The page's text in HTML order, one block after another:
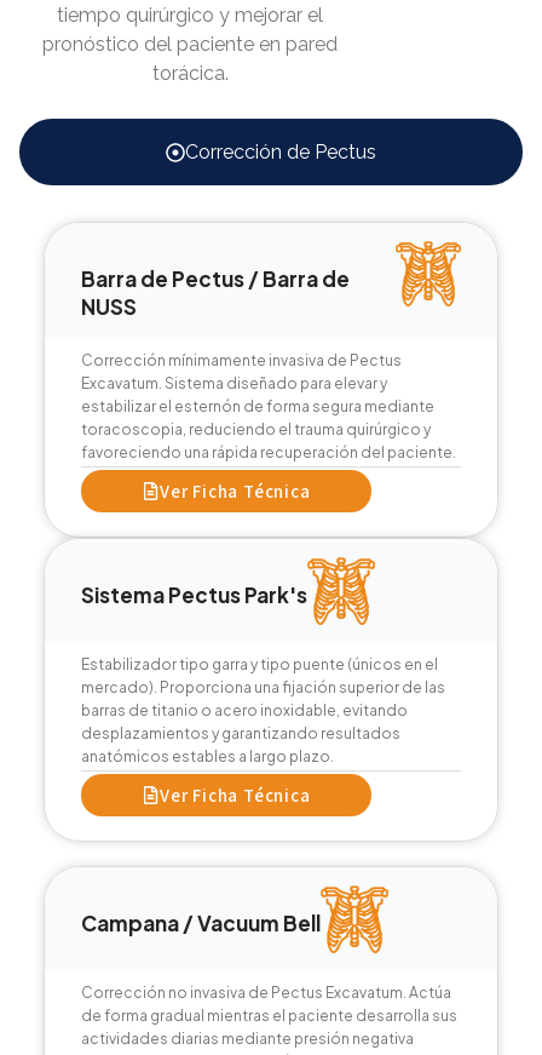
tiempo quirúrgico y mejorar el
pronóstico del paciente en pared
torácica.
Corrección de Pectus
Barra de Pectus / Barra de
NUSS
Corrección mínimamente invasiva de Pectus
Excavatum. Sistema diseñado para elevar y
estabilizar el esternón de forma segura mediante
toracoscopia, reduciendo el trauma quirúrgico y
favoreciendo una rápida recuperación del paciente.
Ver Ficha Técnica
Sistema Pectus Park's
Estabilizador tipo garra y tipo puente (únicos en el
mercado). Proporciona una fijación superior de las
barras de titanio o acero inoxidable, evitando
desplazamientos y garantizando resultados
anatómicos estables a largo plazo.
Ver Ficha Técnica
Campana / Vacuum Bell
Corrección no invasiva de Pectus Excavatum. Actúa
de forma gradual mientras el paciente desarrolla sus
actividades diarias mediante presión negativa